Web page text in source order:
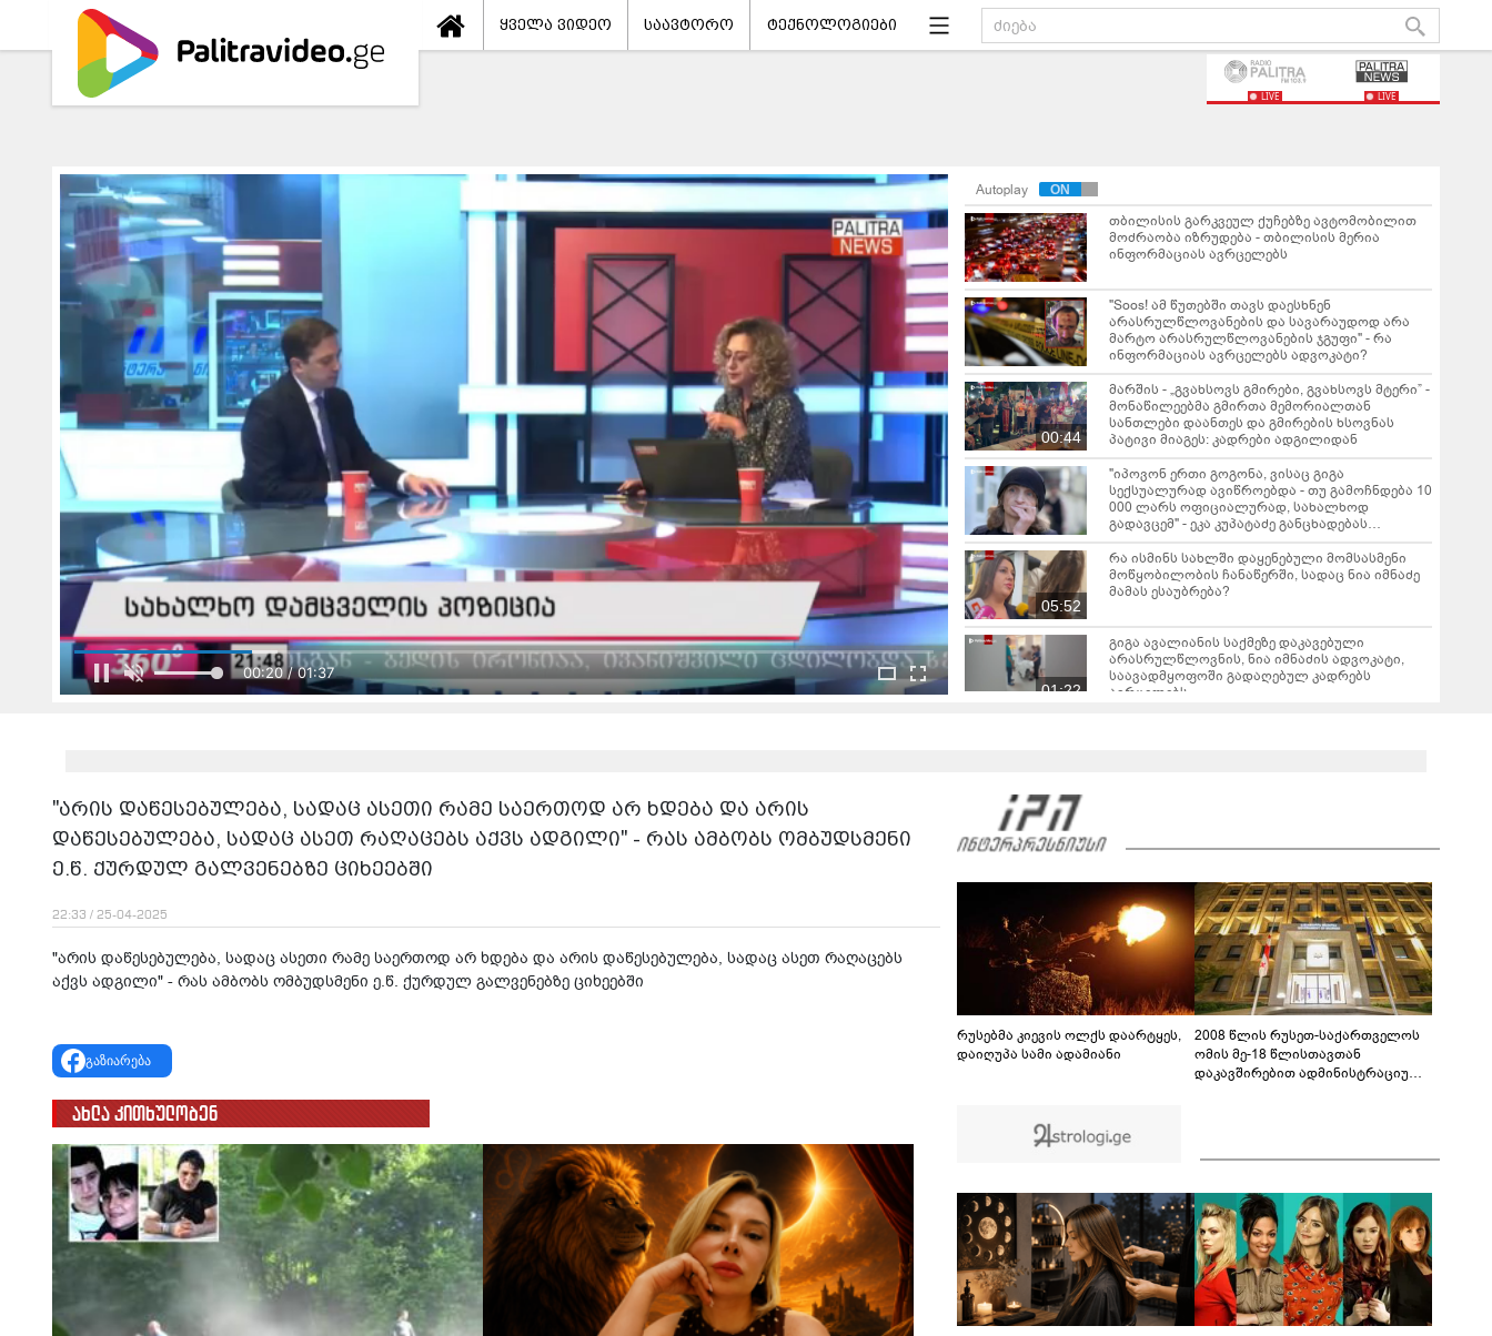
ყველა ვიდეო საავტორო ტექნოლოგიები
LIVE LIVE
00:22 / 01:37
Autoplay
თბილისის გარკვეულ ქუჩებზე ავტომობილით
მოძრაობა იზრუდება - თბილისის მერია
ინფორმაციას ავრცელებს
"Soos! ამ წუთებში თავს დაესხნენ
არასრულწლოვანების და სავარაუდოდ არა
მარტო არასრულწლოვანების ჯგუფი" - რა
ინფორმაციას ავრცელებს ადვოკატი?
00:44
მარშის - „გვახსოვს გმირები, გვახსოვს მტერი” -
მონაწილეებმა გმირთა მემორიალთან
სანთლები დაანთეს და გმირების ხსოვნას
პატივი მიაგეს: კადრები ადგილიდან
"იპოვონ ერთი გოგონა, ვისაც გიგა
სექსუალურად ავიწროებდა - თუ გამოჩნდება 10
000 ლარს ოფიციალურად, სახალხოდ
გადავცემ" - ეკა კუპატაძე განცხადებას
ავრცელებს
05:52
რა ისმინს სახლში დაყენებული მომსასმენი
მოწყობილობის ჩანაწერში, სადაც ნია იმნაძე
მამას ესაუბრება?
01:22
გიგა ავალიანის საქმეზე დაკავებული
არასრულწლოვნის, ნია იმნაძის ადვოკატი,
საავადმყოფოში გადაღებულ კადრებს
ავრცელებს
"მარშრუტკის" მძღოლს"
03:57
"ამ ვიდეოს ნახვის შემდეგ, როდესაც დავურეკე
გურამის დედას ცალსახად განაცხადა..." - რას
ამბობს ადვოკატი ტარიელ კაკაბაძე?
00:29
"- გათა***ბულო, წადი და დაწერე განცხადება
თუ დანაშაულს ჩავდივარ...- მემუქრები?" -
სოციალურ ქსელში სკანდალური კადრები
ვრცელდება
"არის დაწესებულება, სადაც ასეთი რამე საერთოდ არ ხდება და არის
დაწესებულება, სადაც ასეთ რაღაცებს აქვს ადგილი" - რას ამბობს ომბუდსმენი
ე.წ. ქურდულ გალვენებზე ციხეებში
22:33 / 25-04-2025
"არის დაწესებულება, სადაც ასეთი რამე საერთოდ არ ხდება და არის დაწესებულება, სადაც ასეთ რაღაცებს
აქვს ადგილი" - რას ამბობს ომბუდსმენი ე.წ. ქურდულ გალვენებზე ციხეებში
გაზიარება
ახლა კითხულობენ
რუსებმა კიევის ოლქს დაარტყეს,
დაიღუპა სამი ადამიანი
2008 წლის რუსეთ-საქართველოს
ომის მე-18 წლისთავთან
დაკავშირებით ადმინისტრაციულ